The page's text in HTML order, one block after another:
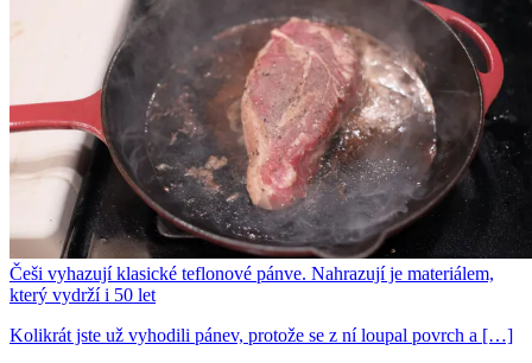
Češi vyhazují klasické teflonové pánve. Nahrazují je materiálem,
který vydrží i 50 let
Kolikrát jste už vyhodili pánev, protože se z ní loupal povrch a […]